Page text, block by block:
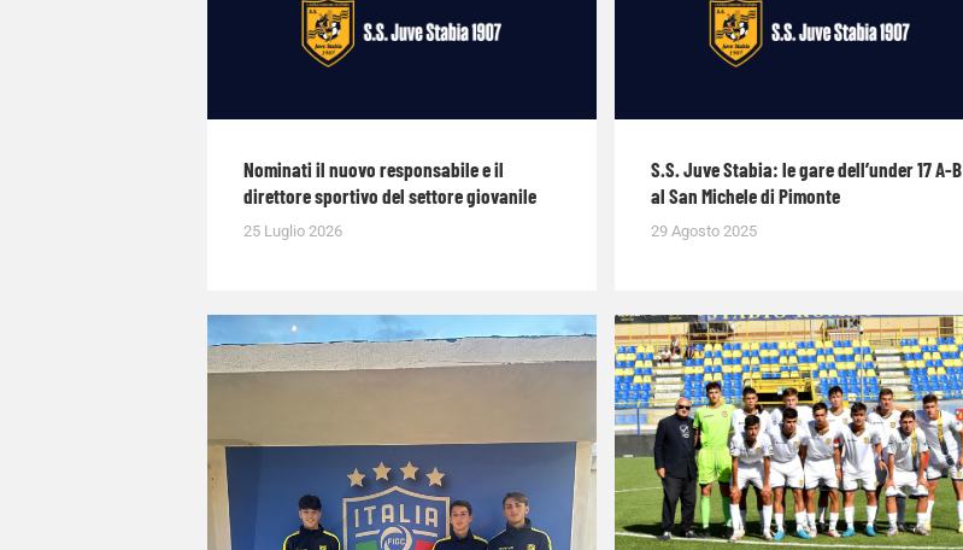
Nominati il nuovo responsabile e il
direttore sportivo del settore giovanile
25 Luglio 2026
S.S. Juve Stabia: le gare dell’under 17 A-B
al San Michele di Pimonte
29 Agosto 2025